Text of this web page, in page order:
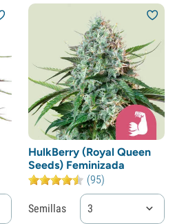
HulkBerry (Royal Queen
Seeds) Feminizada
(95)
Semillas 3